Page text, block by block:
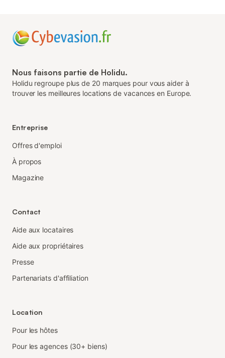
Nous faisons partie de Holidu.
Holidu regroupe plus de 20 marques pour vous aider à
trouver les meilleures locations de vacances en Europe.
Entreprise
Offres d'emploi
À propos
Magazine
Contact
Aide aux locataires
Aide aux propriétaires
Presse
Partenariats d'affiliation
Location
Pour les hôtes
Pour les agences (30+ biens)